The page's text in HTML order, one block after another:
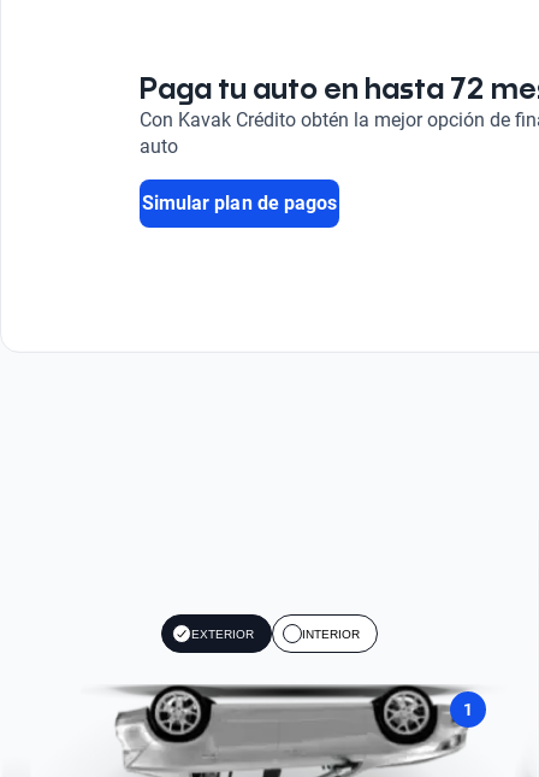
Paga tu auto en hasta 72
Con Kavak Crédito obtén la mejor opción de
auto
Simular plan de pagos
EXTERIOR INTERIOR
1